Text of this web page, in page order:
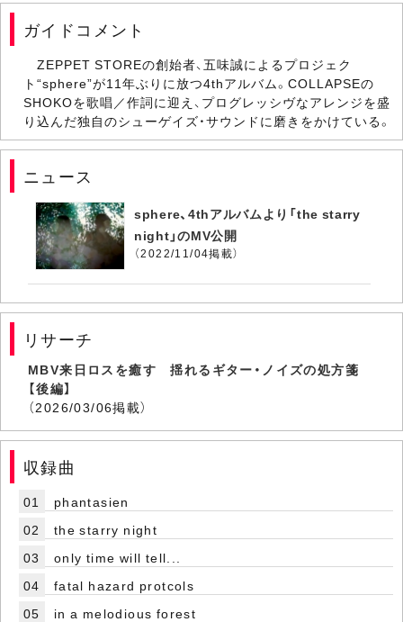
ガイドコメント
ZEPPET STOREの創始者、五味誠によるプロジェク
ト“sphere”が11年ぶりに放つ4thアルバム。COLLAPSEの
SHOKOを歌唱／作詞に迎え、プログレッシヴなアレンジを盛
り込んだ独自のシューゲイズ・サウンドに磨きをかけている。
ニュース
sphere、4thアルバムより「the starry
night」のMV公開
（2022/11/04掲載）
リサーチ
MBV来日ロスを癒す 揺れるギター・ノイズの処方箋
【後編】
（2026/03/06掲載）
収録曲
01
phantasien
02
the starry night
03
only time will tell...
04
fatal hazard protcols
05
in a melodious forest